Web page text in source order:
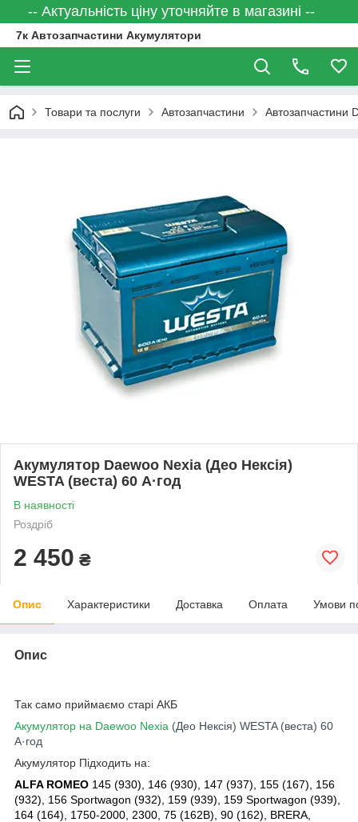
-- Актуальність ціну уточняйте в магазині --
7к Автозапчастини Акумулятори
Товари та послуги Автозапчастини Автозапчастини
Акумулятор Daewoo Nexia (Део Нексія)
WESTA (веста) 60 А·год
В наявності
Роздріб
2 450 ₴
Опис Характеристики Доставка Оплата Умови
Опис
Так само приймаємо старі АКБ
Акумулятор на Daewoo Nexia (Део Нексія) WESTA (веста) 60
А·год
Акумулятор Підходить на:
ALFA ROMEO 145 (930), 146 (930), 147 (937), 155 (167), 156
(932), 156 Sportwagon (932), 159 (939), 159 Sportwagon (939),
164 (164), 1750-2000, 2300, 75 (162B), 90 (162), BRERA,